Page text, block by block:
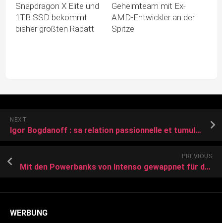
Snapdragon X Elite und
1TB SSD bekommt
bisher größten Rabatt
Geheimteam mit Ex-
AMD-Entwickler an der
Spitze
NEXT
Igor Bogdanoff : sa relation passionnelle et tumultueuse avec Julie Jardon, sa dernière compagne
PREVIOUS
Mit den Powerbanks von Intenso gewappnet für den Winter
WERBUNG